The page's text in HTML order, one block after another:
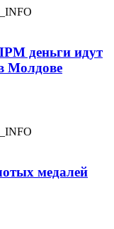
деньги идут
Молдове
медалей